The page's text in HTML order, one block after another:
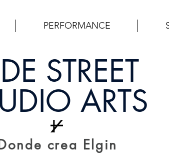
PERFORMANCE
STREET
ARTS
crea Elgin